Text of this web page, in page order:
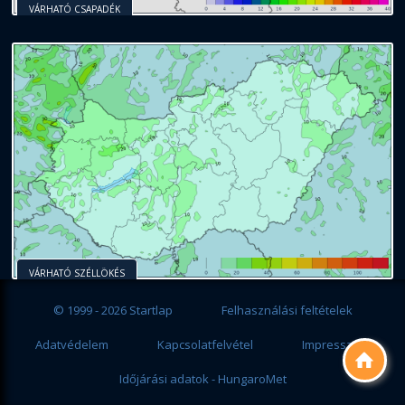

VÁRHATÓ CSAPADÉK
VÁRHATÓ SZÉLLÖKÉS
© 1999 - 2026 Startlap Felhasználási feltételek
Adatvédelem Kapcsolatfelvétel Impresszum
Időjárási adatok - HungaroMet